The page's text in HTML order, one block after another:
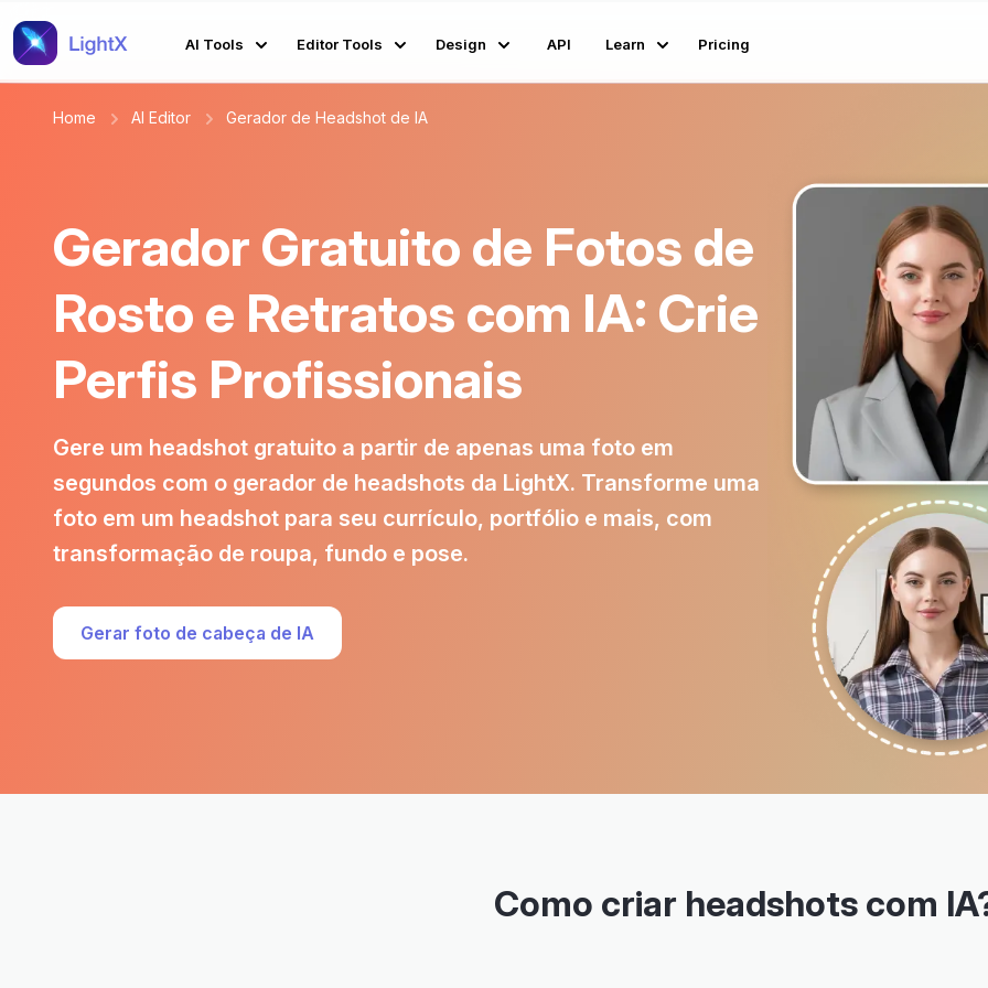
AI Tools Editor Tools Design API Learn Pricing
Home AI Editor Gerador de Headshot de IA
Gerador Gratuito de Fotos de
Rosto e Retratos com IA: Crie
Perfis Profissionais
Gere um headshot gratuito a partir de apenas uma foto em
segundos com o gerador de headshots da LightX. Transforme uma
foto em um headshot para seu currículo, portfólio e mais, com
transformação de roupa, fundo e pose.
Gerar foto de cabeça de IA
Como criar headshots com